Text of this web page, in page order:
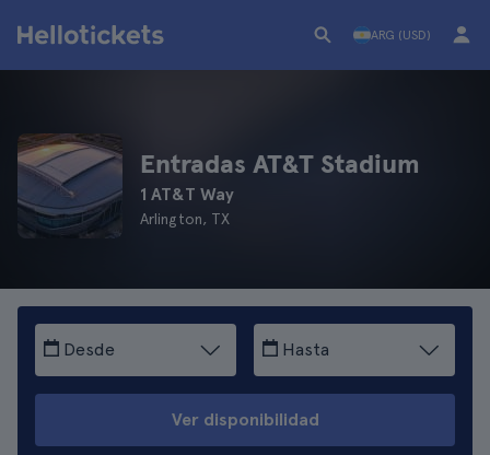
ARG (USD)
Entradas AT&T Stadium
1 AT&T Way
Arlington, TX
Desde Hasta
Ver disponibilidad